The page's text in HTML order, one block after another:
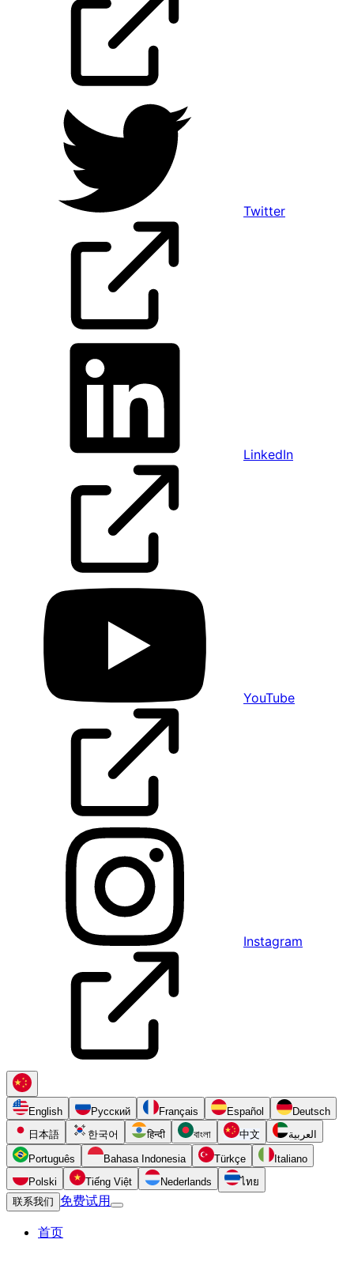
Twitter
LinkedIn
YouTube
Instagram
English Русский Français Español
Deutsch
日本語
한국어 हिन्दी বাংলা 中文 العربية
Português Bahasa Indonesia Türkçe
Italiano
Polski
Tiếng Việt Nederlands
ไทย
联系我们
免费试用
首页